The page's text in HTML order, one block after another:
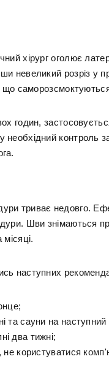
хірург оголює
невеликий розріз у
що
годин,
контроль
триває недовго.
Шви знімаються
наступних
та сауни на наступний
два тижні;
не користуватися